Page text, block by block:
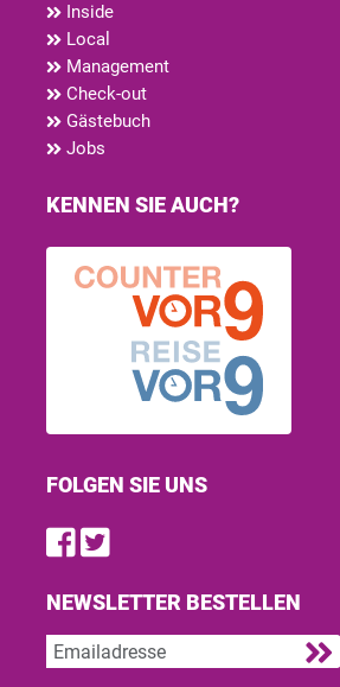
Inside
Local
Management
Check-out
Gästebuch
Jobs
KENNEN SIE AUCH?
FOLGEN SIE UNS
Find us on
Follow us on
NEWSLETTER BESTELLEN